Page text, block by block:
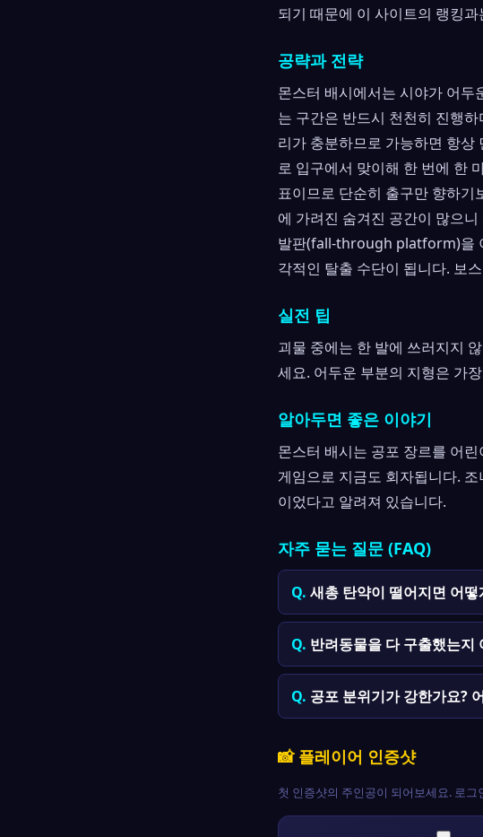
되기 때문에 이 사이트의 랭킹
공략과 전략
몬스터 배시에서는 시야가 어두
는 구간은 반드시 천천히 진행
리가 충분하므로 가능하면 항상
로 입구에서 맞이해 한 번에 한
표이므로 단순히 출구만 향하기
에 가려진 숨겨진 공간이 많으
발판(fall-through platform)을
각적인 탈출 수단이 됩니다. 보
실전 팁
괴물 중에는 한 발에 쓰러지지
세요. 어두운 부분의 지형은 가
알아두면 좋은 이야기
몬스터 배시는 공포 장르를 어
게임으로 지금도 회자됩니다.
이었다고 알려져 있습니다.
자주 묻는 질문 (FAQ)
새총 탄약이 떨어지면 어떻
반려동물을 다 구출했는지
공포 분위기가 강한가요?
📸 플레이어 인증샷
첫 인증샷의 주인공이 되어보세요. 로